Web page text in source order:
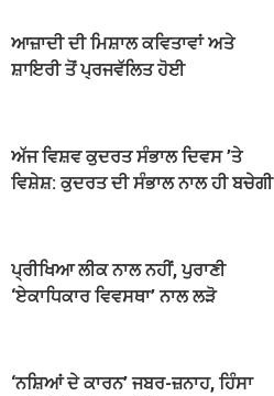
ਆਜ਼ਾਦੀ ਦੀ ਮਿਸ਼ਾਲ ਕਵਿਤਾਵਾਂ ਅਤੇ
ਸ਼ਾਇਰੀ ਤੋਂ ਪ੍ਰਜਵੱਲਿਤ ਹੋਈ
ਅੱਜ ਵਿਸ਼ਵ ਕੁਦਰਤ ਸੰਭਾਲ ਦਿਵਸ ’ਤੇ
ਵਿਸ਼ੇਸ਼: ਕੁਦਰਤ ਦੀ ਸੰਭਾਲ ਨਾਲ ਹੀ ਬਚੇਗੀ
ਪ੍ਰੀਖਿਆ ਲੀਕ ਨਾਲ ਨਹੀਂ, ਪੁਰਾਣੀ
‘ਏਕਾਧਿਕਾਰ ਵਿਵਸਥਾ’ ਨਾਲ ਲੜੋ
‘ਨਸ਼ਿਆਂ ਦੇ ਕਾਰਨ’ ਜਬਰ-ਜ਼ਨਾਹ, ਹਿੰਸਾ